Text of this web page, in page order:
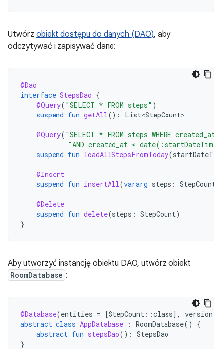
Utwórz obiekt dostępu do danych (DAO), aby
odczytywać i zapisywać dane:
@Dao
interface StepsDao {
@Query( "SELECT * FROM steps" )
suspend fun getAll(): List<StepCount>
@Query( "SELECT * FROM steps WHERE
"AND created_at <
suspend fun loadAllStepsFromToday(
@Insert
suspend fun insertAll(vararg steps : StepCount
@Delete
suspend fun delete(steps : StepCount)
}
Aby utworzyć instancję obiektu DAO, utwórz obiekt
RoomDatabase :
@Database(entities = [StepCount ::class] , version
abstract class AppDatabase : RoomDatabase()
{
abstract fun stepsDao(): StepsDao
}